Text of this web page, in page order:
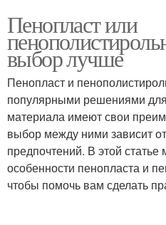
Пенопласт или
выбор лучше
Пенопласт и
популярными решениями
материала имеют свои
выбор между ними зависит
предпочтений. В этой
особенности пенопласта и
чтобы помочь вам сделать